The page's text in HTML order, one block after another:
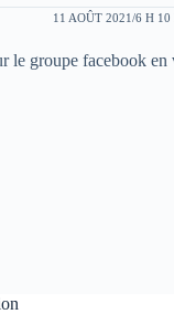
11 AOÛT 2021/6 H
le groupe facebook